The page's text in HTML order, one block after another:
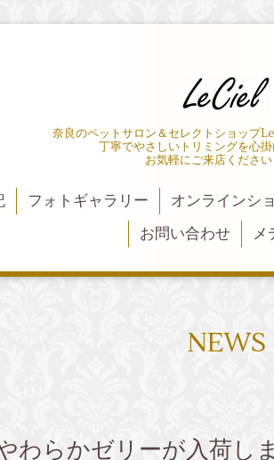
奈良のペットサロン＆セレクトショップ
丁寧でやさしいトリミングを心掛
お気軽にご来店ください
フォトギャラリー オンラインシ
お問い合わせ
メ
NEWS
わらかゼリーが入荷し